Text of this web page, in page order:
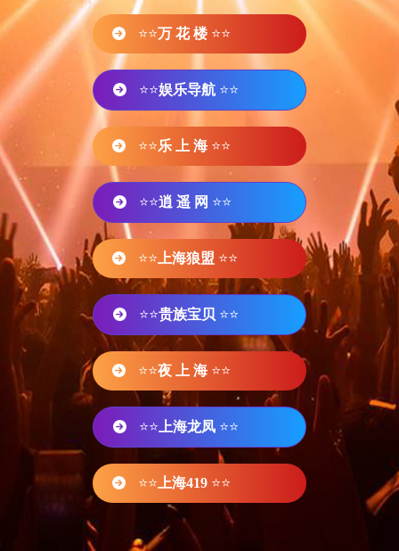
⭐⭐万 花 楼 ⭐⭐
⭐⭐娱乐导航 ⭐⭐
⭐⭐乐 上 海 ⭐⭐
⭐⭐逍 遥 网 ⭐⭐
⭐⭐ 上海狼盟 ⭐⭐
⭐⭐贵族宝贝 ⭐⭐
⭐⭐夜 上 海 ⭐⭐
⭐⭐ 上海龙凤 ⭐⭐
⭐⭐ 上海419 ⭐⭐